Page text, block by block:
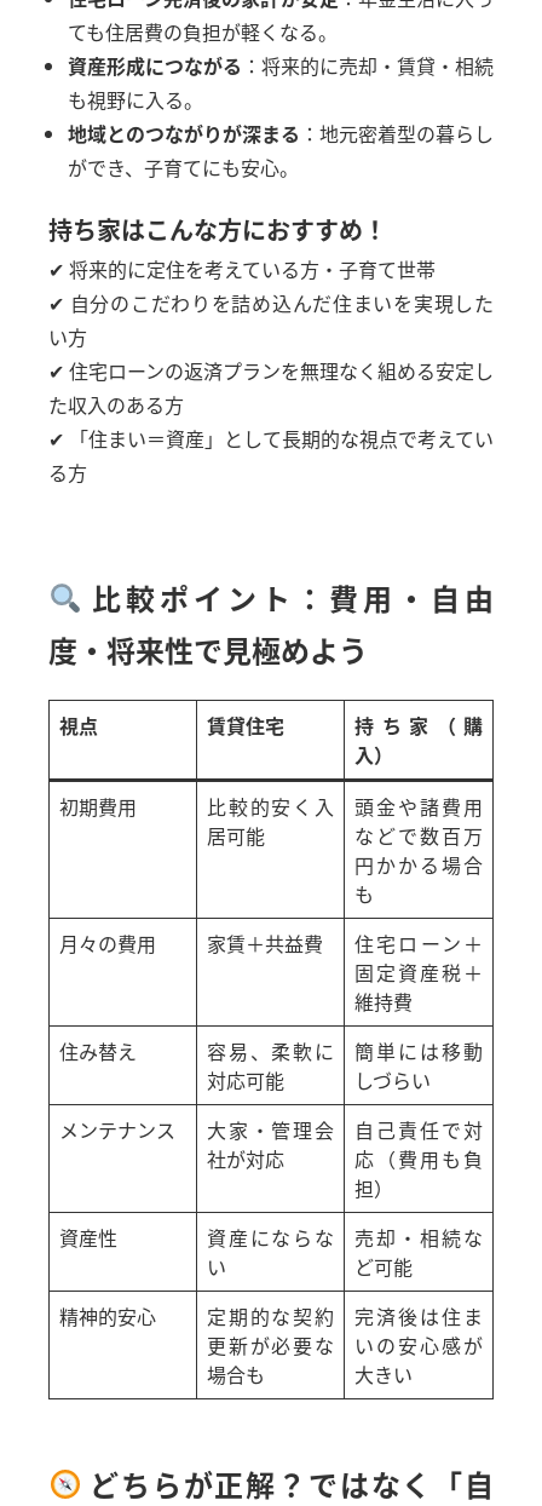
ても住居費の負担が軽くなる。
資産形成につながる ：将来的に売却・賃貸・相続
も視野に入る。
地域とのつながりが深まる ：地元密着型の暮らし
ができ、子育てにも安心。
持ち家はこんな方におすすめ！
✔ 将来的に定住を考えている方・子育て世帯
✔ 自分のこだわりを詰め込んだ住まいを実現した
い方
✔ 住宅ローンの返済プランを無理なく組める安定し
た収入のある方
✔ 「住まい＝資産」として長期的な視点で考えてい
る方
比較ポイント：費用・自由
度・将来性で見極めよう
視点 賃貸住宅
持ち家（購
入）
初期費用
比較的安く入
居可能
頭金や諸費用
などで数百万
円かかる場合
も
月々の費用
家賃＋共益費
住宅ローン＋
固定資産税＋
維持費
住み替え
容易、柔軟に
対応可能
簡単には移動
しづらい
メンテナンス
大家・管理会
社が対応
自己責任で対
応（費用も負
担）
資産性
資産にならな
い
売却・相続な
ど可能
精神的安心
定期的な契約
更新が必要な
場合も
完済後は住ま
いの安心感が
大きい
どちらが正解？ではなく「自